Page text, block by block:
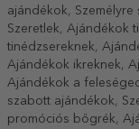
ajándékok
Szeretlek
Ajándékok
tinédzsereknek
Ajándékok ikreknek
Ajándékok a
szabott ajándékok
promóciós bögrék